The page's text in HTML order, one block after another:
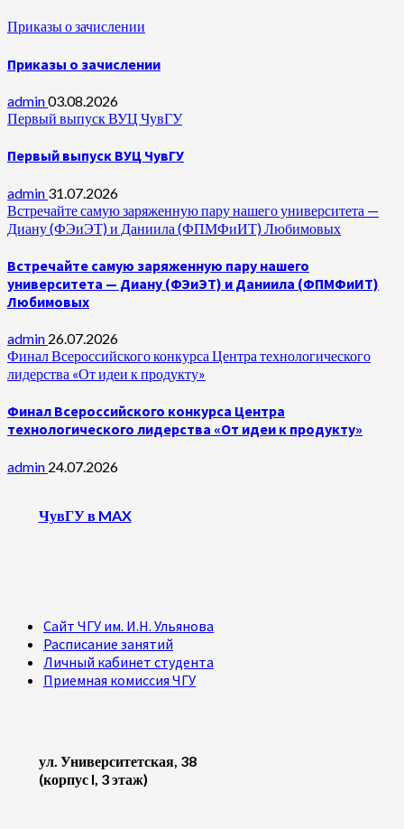
Приказы о зачислении
Приказы о зачислении
admin03.08.2026
Первый выпуск ВУЦ ЧувГУ
Первый выпуск ВУЦ ЧувГУ
admin 31.07.2026
Встречайте самую заряженную пару нашего университета —
Диану (ФЭиЭТ) и Даниила (ФПМФиИТ) Любимовых
Встречайте самую заряженную пару нашего
университета — Диану (ФЭиЭТ) и Даниила (ФПМФиИТ)
Любимовых
admin 26.07.2026
Финал Всероссийского конкурса Центра технологического
лидерства «От идеи к продукту»
Финал Всероссийского конкурса Центра
технологического лидерства «От идеи к продукту»
admin 24.07.2026
ЧувГУ в MAX
Сайт ЧГУ им. И.Н. Ульянова
Расписание занятий
Личный кабинет студента
Приемная комиссия ЧГУ
ул. Университетская, 38
(корпус I, 3 этаж)